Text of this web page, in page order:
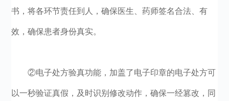
书，将各环节责任到人，确保医生、药师签名合法、有
效，确保患者身份真实。
②电子处方验真功能，加盖了电子印章的电子处方可
以一秒验证真假，及时识别修改动作，确保一经篡改，同